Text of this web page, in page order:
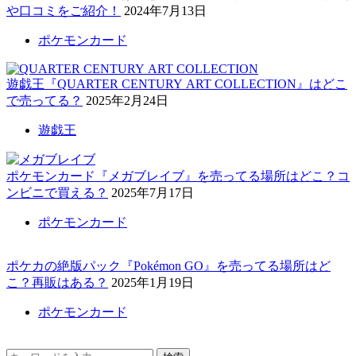
や口コミをご紹介！
2024年7月13日
ポケモンカード
遊戯王『QUARTER CENTURY ART COLLECTION』はどこ
で売ってる？ 2025年2月24日
遊戯王
ポケモンカード『メガブレイブ』を売ってる場所はどこ？コ
ンビニで買える？ 2025年7月17日
ポケモンカード
ポケカの絶版パック『Pokémon GO』を売ってる場所はど
こ？再販はある？ 2025年1月19日
ポケモンカード